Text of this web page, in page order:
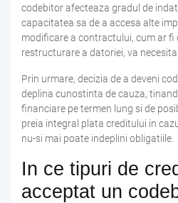
codebitor afecteaza gradul de
capacitatea sa de a accesa alte
modificare a contractului, cum ar fi
restructurare a datoriei, va
Prin urmare, decizia de a deveni
deplina cunostinta de cauza,
financiare pe termen lung si de
preia integral plata creditului in
nu-si mai poate indeplini obligatiile.
In ce tipuri de
acceptat un